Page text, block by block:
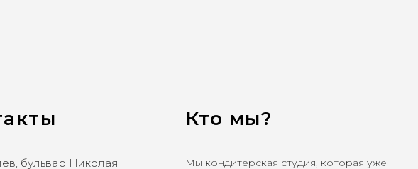
бульвар Николая
Кто мы?
Мы кондитерская студия, которая уже